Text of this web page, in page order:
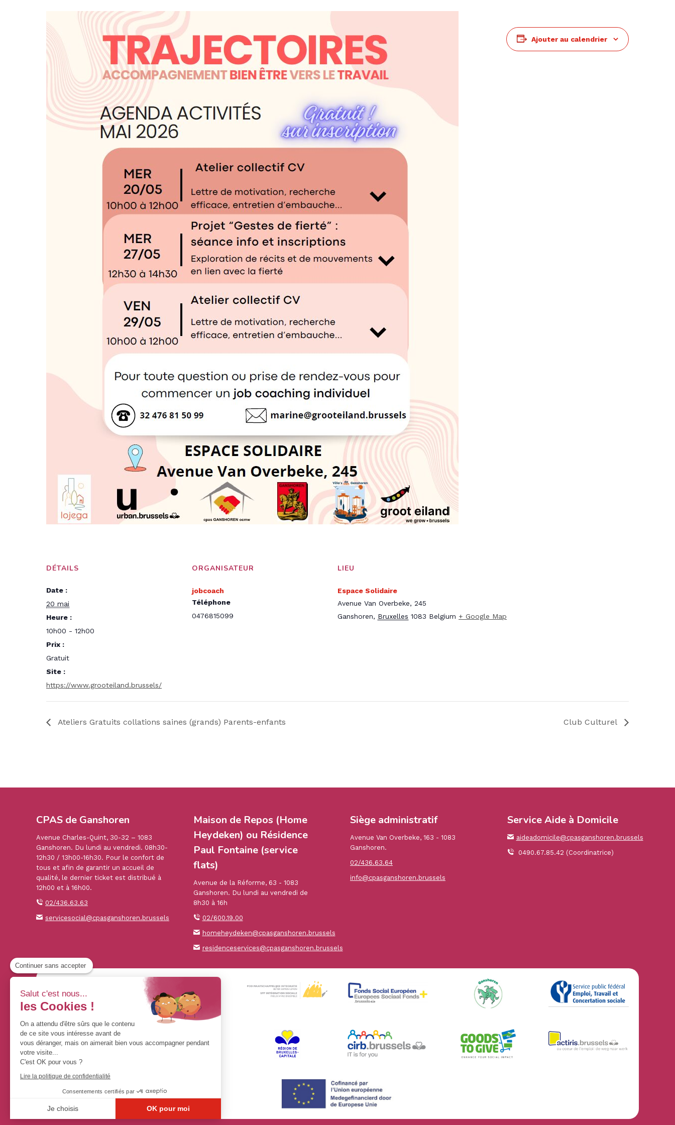
Ajouter au calendrier
DÉTAILS
Date :
20 mai
Heure :
10h00 - 12h00
Prix :
Gratuit
Site :
https://www.grooteiland.brussels/
ORGANISATEUR
jobcoach
Téléphone
0476815099
LIEU
Espace Solidaire
Avenue Van Overbeke, 245
Ganshoren, Bruxelles 1083 Belgium + Google Map
Ateliers Gratuits collations saines (grands) Parents-enfants Club Culturel
CPAS de Ganshoren
Avenue Charles-Quint, 30-32 – 1083
Ganshoren. Du lundi au vendredi. 08h30-
12h30 / 13h00-16h30. Pour le confort de
tous et afin de garantir un accueil de
qualité, le dernier ticket est distribué à
12h00 et à 16h00.
02/436.63.63
servicesocial@cpasganshoren.brussels
Maison de Repos (Home
Heydeken) ou Résidence
Paul Fontaine (service
flats)
Avenue de la Réforme, 63 - 1083
Ganshoren. Du lundi au vendredi de
8h30 à 16h
02/600.19.00
homeheydeken@cpasganshoren.brussels
residenceservices@cpasganshoren.brussels
Siège administratif
Avenue Van Overbeke, 163 - 1083
Ganshoren.
02/436.63.64
info@cpasganshoren.brussels
Service Aide à Domicile
aideadomicile@cpasganshoren.brussels
0490.67.85.42 (Coordinatrice)
Continuer sans accepter
Salut c'est nous...
les Cookies !
On a attendu d'être sûrs que le contenu
de ce site vous intéresse avant de
vous déranger, mais on aimerait bien vous accompagner pendant
votre visite...
C'est OK pour vous ?
Lire la politique de confidentialité
Consentements certifiés par
Je choisis OK pour moi